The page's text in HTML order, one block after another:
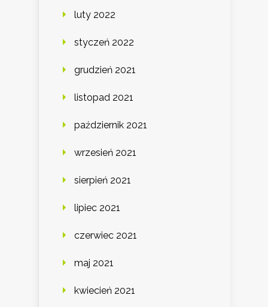
luty 2022
styczeń 2022
grudzień 2021
listopad 2021
październik 2021
wrzesień 2021
sierpień 2021
lipiec 2021
czerwiec 2021
maj 2021
kwiecień 2021